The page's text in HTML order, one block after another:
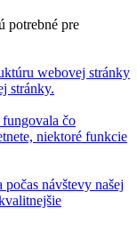
potrebné pre
webovej stránky
stránky.
fungovala čo
niektoré funkcie
návštevy našej